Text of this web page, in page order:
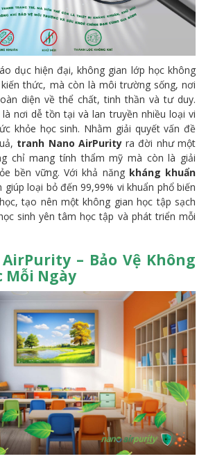
dục hiện đại, không gian lớp học không
thức, mà còn là môi trường sống, nơi
diện về thể chất, tinh thần và tư duy.
nơi dễ tồn tại và lan truyền nhiều loại vi
khỏe học sinh. Nhằm giải quyết vấn đề
tranh Nano AirPurityra đời như một
chỉ mang tính thẩm mỹ mà còn là giải
bền vững. Với khả năng kháng khuẩn
giúp loại bỏ đến 99,99% vi khuẩn phổ biến
tạo nên một không gian học tập sạch
sinh yên tâm học tập và phát triển mỗi
– Bảo Vệ Không
Mỗi Ngày